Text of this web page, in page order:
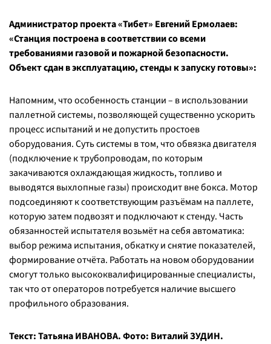
Администратор проекта «Тибет» Евгений Ермолаев:
«Станция построена в соответствии со всеми
требованиями газовой и пожарной безопасности.
Объект сдан в эксплуатацию, стенды к запуску готовы»:
Напомним, что особенность станции – в использовании
паллетной системы, позволяющей существенно ускорить
процесс испытаний и не допустить простоев
оборудования. Суть системы в том, что обвязка двигателя
(подключение к трубопроводам, по которым
закачиваются охлаждающая жидкость, топливо и
выводятся выхлопные газы) происходит вне бокса. Мотор
подсоединяют к соответствующим разъёмам на паллете,
которую затем подвозят и подключают к стенду. Часть
обязанностей испытателя возьмёт на себя автоматика:
выбор режима испытания, обкатку и снятие показателей,
формирование отчёта. Работать на новом оборудовании
смогут только высококвалифицированные специалисты,
так что от операторов потребуется наличие высшего
профильного образования.
Текст: Татьяна ИВАНОВА. Фото: Виталий ЗУДИН.